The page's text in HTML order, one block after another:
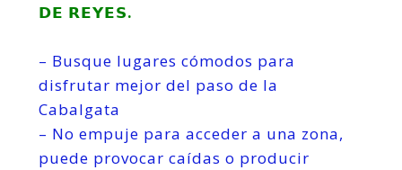
𝗗𝗘 𝗥𝗘𝗬𝗘𝗦.
– Busque lugares cómodos para
disfrutar mejor del paso de la
Cabalgata
– No empuje para acceder a una zona,
puede provocar caídas o producir